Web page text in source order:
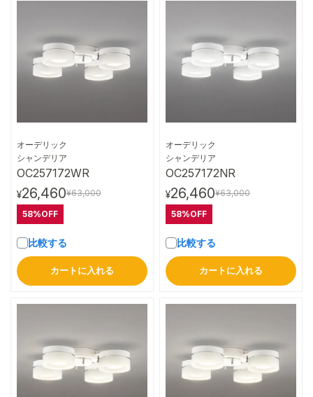
オーデリック
シャンデリア
OC257172WR
¥26,460¥63,000
58%OFF
比較する
カートに入れる
オーデリック
シャンデリア
OC257172NR
¥26,460¥63,000
58%OFF
比較する
カートに入れる